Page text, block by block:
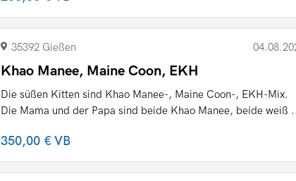
35392 Gießen
Khao Manee, Maine Coon, EKH
Die süßen Kitten sind Khao Manee-, Maine Coon-, EKH-Mix.
Die Mama und der Papa sind beide Khao Manee, beide weiß
350,00 €VB